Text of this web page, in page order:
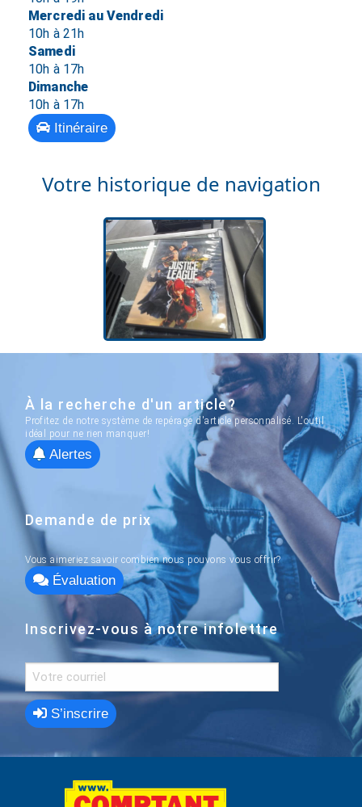
Mercredi au Vendredi
10h à 21h
Samedi
10h à 17h
Dimanche
10h à 17h
Itinéraire
Votre historique de navigation
À la recherche d'un article?
Profitez de notre système de repérage d'article personnalisé. L'outil
idéal pour ne rien manquer!
Alertes
Demande de prix
Vous aimeriez savoir combien nous pouvons vous offrir?
Évaluation
Inscrivez-vous à notre infolettre
S’inscrire